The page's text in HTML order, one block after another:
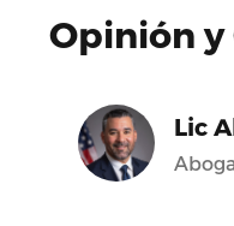
Opinión
Lic